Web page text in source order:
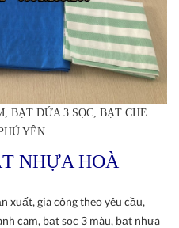
BẠT DỨA 3 SỌC, BẠT CHE
YÊN
NHỰA HOÀ
xuất, gia công theo yêu cầu,
cam, bạt sọc 3 màu, bạt nhựa